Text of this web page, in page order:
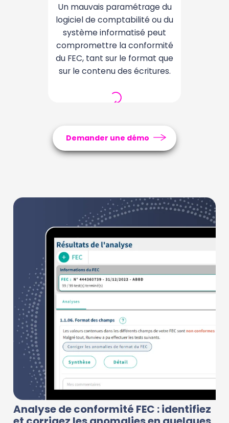
Un mauvais paramétrage du
logiciel de comptabilité ou du
système informatisé peut
compromettre la conformité
du FEC, tant sur le format que
sur le contenu des écritures.
Avec ComptaSecure,
l’identification des anomalies
et points d’attention permet
d’ajuster les paramétrages,
de corriger les erreurs à la
source et de mettre en
contrôle interne plus fiables.
le temps.
Demander une démo
Analyse de conformité FEC : identifiez